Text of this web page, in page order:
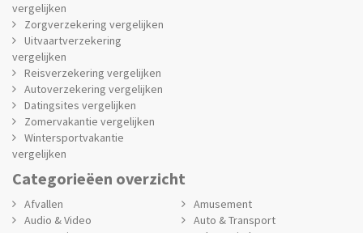
vergelijken
Zorgverzekering vergelijken
Uitvaartverzekering
vergelijken
Reisverzekering vergelijken
Autoverzekering vergelijken
Datingsites vergelijken
Zomervakantie vergelijken
Wintersportvakantie
vergelijken
Categorieëen overzicht
Afvallen
Amusement
Audio & Video
Auto & Transport